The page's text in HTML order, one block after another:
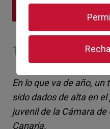
ÍNDICE DE
19 de octubre de
En lo que va de año,
sido dados de alta en
juvenil de la Cámara de
Canaria.